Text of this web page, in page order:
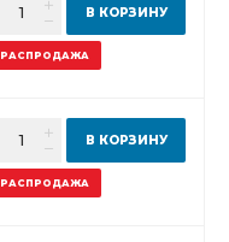
РАСПРОДАЖА
В КОРЗИНУ
РАСПРОДАЖА
В КОРЗИНУ